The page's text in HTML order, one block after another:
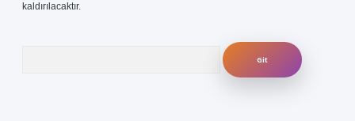
kaldırılacaktır.